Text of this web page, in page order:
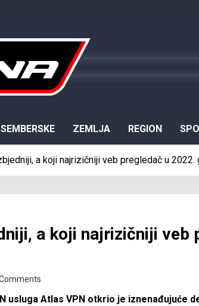
SEMBERSKE ZEMLJA REGION
a koji najrizičniji veb pregledač u 2022.
a koji najrizičniji veb
usluga Atlas VPN otkrio je iznenađujuće